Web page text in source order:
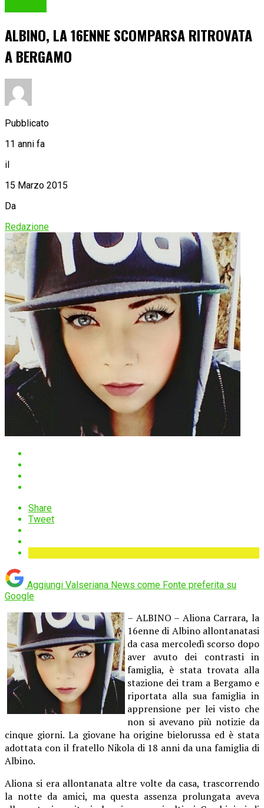
ALBINO, LA 16ENNE SCOMPARSA RITROVATA
A BERGAMO
Pubblicato
11 anni fa
il
15 Marzo 2015
Da
Redazione
Share
Tweet
Aggiungi Valseriana News come Fonte preferita su
Google
– ALBINO – Aliona Carrara, la
16enne di Albino allontanatasi
da casa mercoledì scorso dopo
aver avuto dei contrasti in
famiglia, è stata trovata alla
stazione dei tram a Bergamo e
riportata alla sua famiglia in
apprensione per lei visto che
non si avevano più notizie da
cinque giorni. La giovane ha origine bielorussa ed è stata
adottata con il fratello Nikola di 18 anni da una famiglia di
Albino.
Aliona si era allontanata altre volte da casa, trascorrendo
la notte da amici, ma questa assenza prolungata aveva